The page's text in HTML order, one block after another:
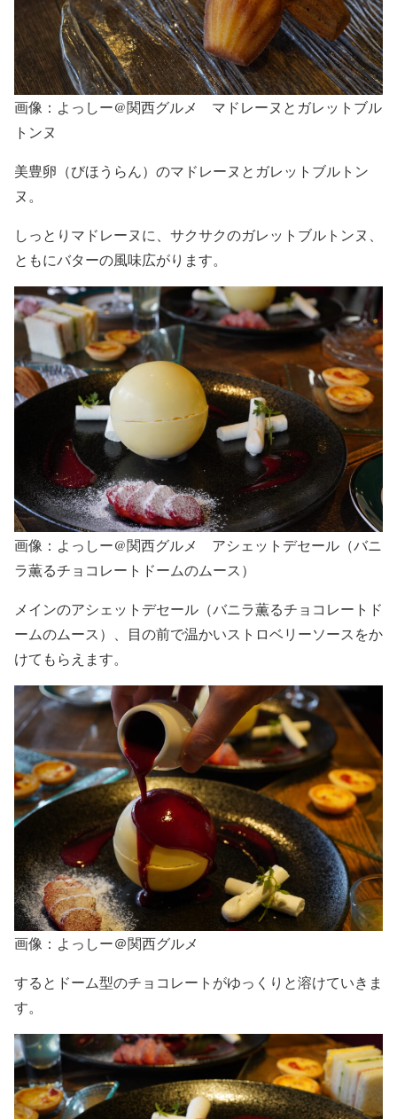
画像：よっしー@関西グルメ マドレーヌとガレットブル
トンヌ
美豊卵（びほうらん）のマドレーヌとガレットブルトン
ヌ。
しっとりマドレーヌに、サクサクのガレットブルトンヌ、
ともにバターの風味広がります。
画像：よっしー@関西グルメ アシェットデセール（バニ
ラ薫るチョコレートドームのムース）
メインのアシェットデセール（バニラ薫るチョコレートド
ームのムース）、目の前で温かいストロベリーソースをか
けてもらえます。
画像：よっしー＠関西グルメ
するとドーム型のチョコレートがゆっくりと溶けていきま
す。